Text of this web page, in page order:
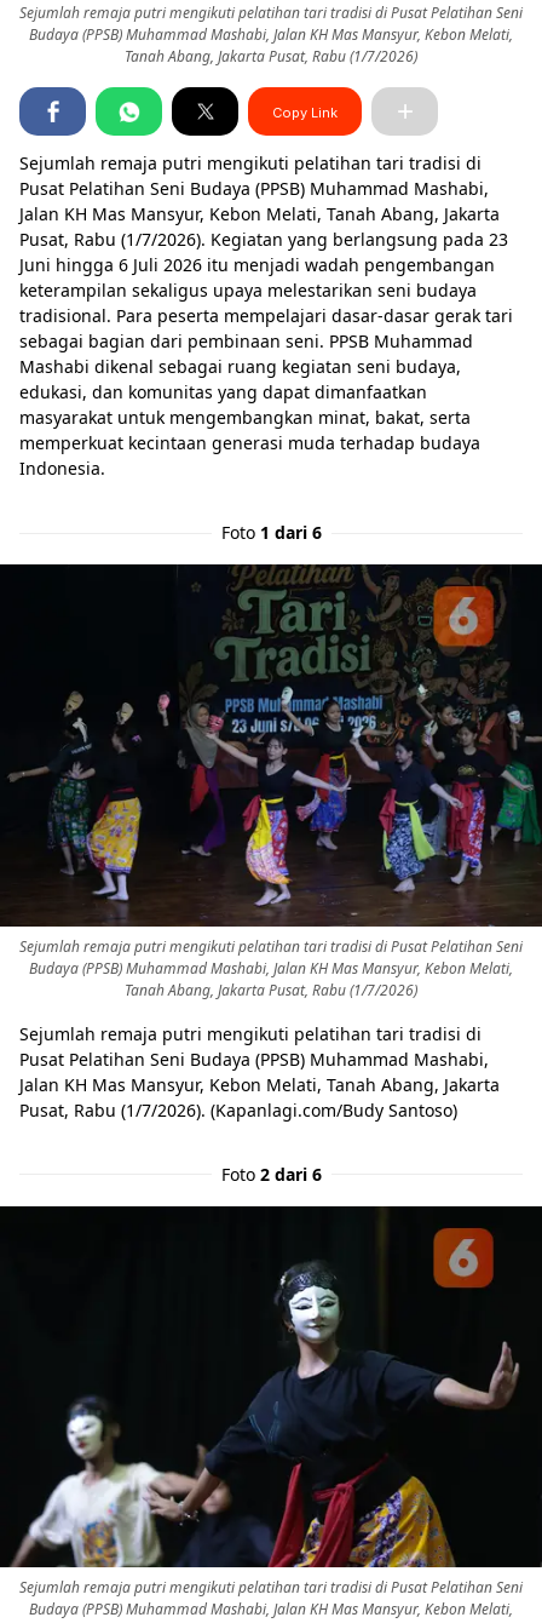
Sejumlah remaja putri mengikuti pelatihan tari tradisi di Pusat Pelatihan Seni
Budaya (PPSB) Muhammad Mashabi, Jalan KH Mas Mansyur, Kebon Melati,
Tanah Abang, Jakarta Pusat, Rabu (1/7/2026)
Copy Link
Sejumlah remaja putri mengikuti pelatihan tari tradisi di
Pusat Pelatihan Seni Budaya (PPSB) Muhammad Mashabi,
Jalan KH Mas Mansyur, Kebon Melati, Tanah Abang, Jakarta
Pusat, Rabu (1/7/2026). Kegiatan yang berlangsung pada 23
Juni hingga 6 Juli 2026 itu menjadi wadah pengembangan
keterampilan sekaligus upaya melestarikan seni budaya
tradisional. Para peserta mempelajari dasar-dasar gerak tari
sebagai bagian dari pembinaan seni. PPSB Muhammad
Mashabi dikenal sebagai ruang kegiatan seni budaya,
edukasi, dan komunitas yang dapat dimanfaatkan
masyarakat untuk mengembangkan minat, bakat, serta
memperkuat kecintaan generasi muda terhadap budaya
Indonesia.
Foto 1 dari 6
Sejumlah remaja putri mengikuti pelatihan tari tradisi di Pusat Pelatihan Seni
Budaya (PPSB) Muhammad Mashabi, Jalan KH Mas Mansyur, Kebon Melati,
Tanah Abang, Jakarta Pusat, Rabu (1/7/2026)
Sejumlah remaja putri mengikuti pelatihan tari tradisi di
Pusat Pelatihan Seni Budaya (PPSB) Muhammad Mashabi,
Jalan KH Mas Mansyur, Kebon Melati, Tanah Abang, Jakarta
Pusat, Rabu (1/7/2026). (Kapanlagi.com/Budy Santoso)
Foto 2 dari 6
Sejumlah remaja putri mengikuti pelatihan tari tradisi di Pusat Pelatihan Seni
Budaya (PPSB) Muhammad Mashabi, Jalan KH Mas Mansyur, Kebon Melati,